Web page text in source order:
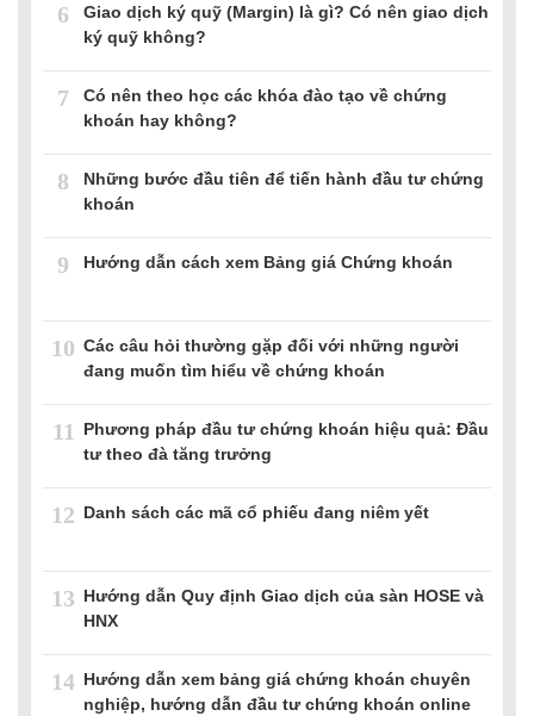
6
Giao dịch ký quỹ (Margin) là gì? Có nên giao dịch
ký quỹ không?
7
Có nên theo học các khóa đào tạo về chứng
khoán hay không?
8
Những bước đầu tiên để tiến hành đầu tư chứng
khoán
9 Hướng dẫn cách xem Bảng giá Chứng khoán
10 Các câu hỏi thường gặp đối với những người
đang muốn tìm hiểu về chứng khoán
11 Phương pháp đầu tư chứng khoán hiệu quả: Đầu
tư theo đà tăng trưởng
12 Danh sách các mã cổ phiếu đang niêm yết
13 Hướng dẫn Quy định Giao dịch của sàn HOSE và
HNX
14 Hướng dẫn xem bảng giá chứng khoán chuyên
nghiệp, hướng dẫn đầu tư chứng khoán online